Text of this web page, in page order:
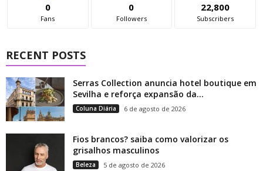
0
Fans
0
Followers
22,800
Subscribers
RECENT POSTS
Serras Collection anuncia hotel boutique em
Sevilha e reforça expansão da...
Coluna Diária 6 de agosto de 2026
Fios brancos? saiba como valorizar os
grisalhos masculinos
Beleza 5 de agosto de 2026